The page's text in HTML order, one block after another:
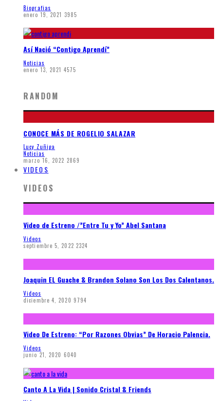
Biografias
enero 19, 2021 3985
Así Nació “Contigo Aprendí”
Noticias
enero 13, 2021 4575
RANDOM
CONOCE MÁS DE ROGELIO SALAZAR
Lucy Zuñiga
Noticias
marzo 16, 2022 2869
VIDEOS
VIDEOS
Video de Estreno /”Entre Tu y Yo” Abel Santana
Videos
septiembre 5, 2022 2324
Joaquin EL Guache & Brandon Solano Son Los Dos Calentanos.
Videos
diciembre 4, 2020 9794
Video De Estreno: “Por Razones Obvias” De Horacio Palencia.
Videos
junio 21, 2020 6040
Canto A La Vida | Sonido Cristal & Friends